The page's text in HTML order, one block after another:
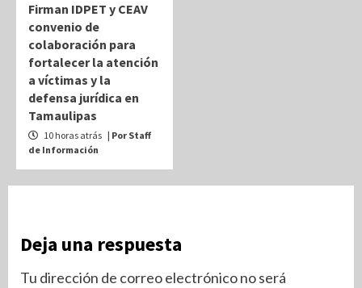
Firman IDPET y CEAV
convenio de
colaboración para
fortalecer la atención
a víctimas y la
defensa jurídica en
Tamaulipas
10 horas atrás | Por Staff
de Información
Deja una respuesta
Tu dirección de correo electrónico no será